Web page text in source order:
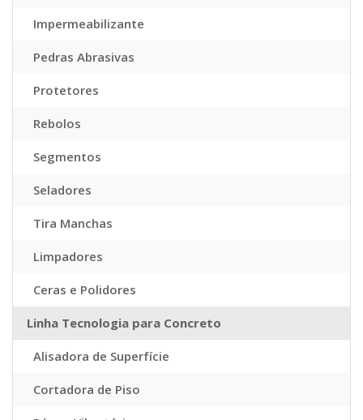
Impermeabilizante
Pedras Abrasivas
Protetores
Rebolos
Segmentos
Seladores
Tira Manchas
Limpadores
Ceras e Polidores
Linha Tecnologia para Concreto
Alisadora de Superfície
Cortadora de Piso